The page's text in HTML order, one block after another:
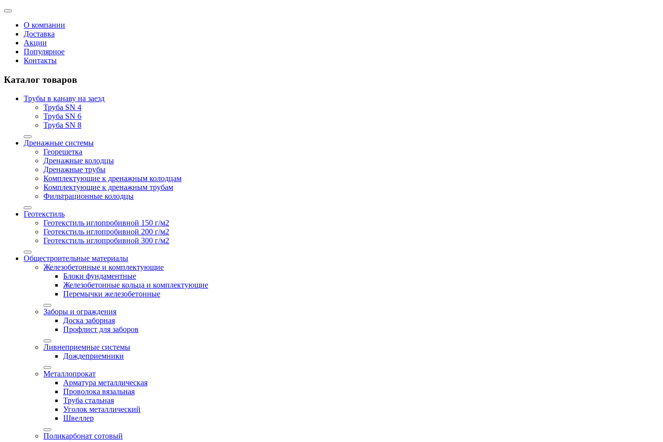
О компании
Доставка
Акции
Популярное
Контакты
Каталог товаров
Трубы в канаву на заезд
Труба SN 4
Труба SN 6
Труба SN 8
Дренажные системы
Георешетка
Дренажные колодцы
Дренажные трубы
Комплектующие к дренажным колодцам
Комплектующие к дренажным трубам
Фильтрационные колодцы
Геотекстиль
Геотекстиль иглопробивной 150 г/м2
Геотекстиль иглопробивной 200 г/м2
Геотекстиль иглопробивной 300 г/м2
Общестроительные материалы
Железобетонные и комплектующие
Блоки фундаментные
Железобетонные кольца и комплектующие
Перемычки железобетонные
Заборы и ограждения
Доска заборная
Профлист для заборов
Ливнеприемные системы
Дождеприемники
Металлопрокат
Арматура металлическая
Проволока вязальная
Труба стальная
Уголок металлический
Швеллер
Поликарбонат сотовый